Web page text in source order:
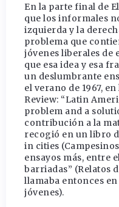
En la parte final de
que los informales
izquierda y la
problema que
jóvenes liberales de
que esa idea y esa
un deslumbrante
el verano de 1967,
Review: “Latin
problem and a
contribución a la
recogió en un libro
in cities
ensayos más, entre
barriadas” (Relatos
llamaba entonces
jóvenes).